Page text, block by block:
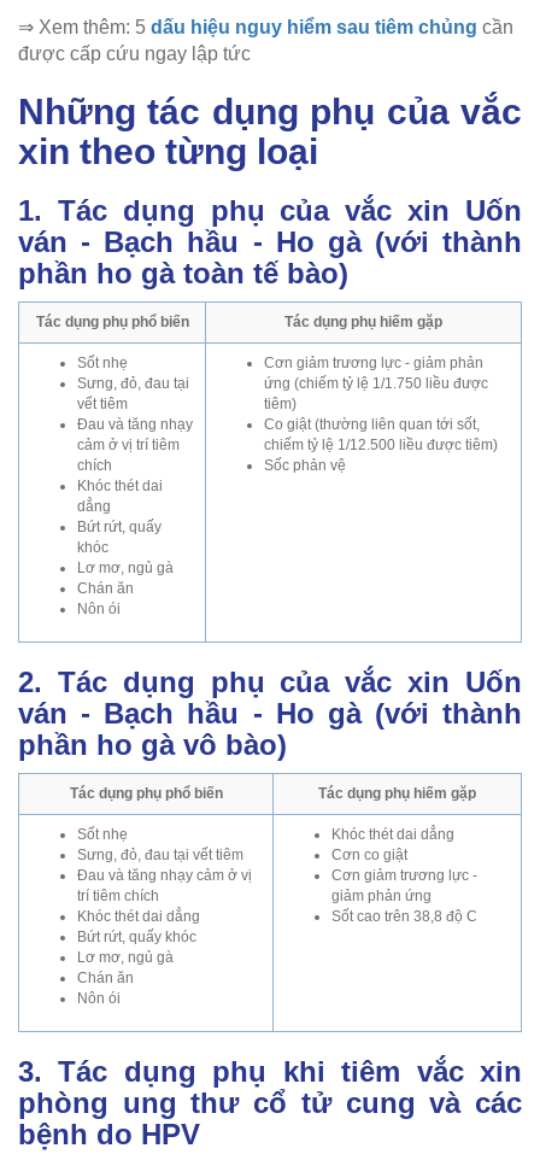
⇒ Xem thêm: 5 dấu hiệu nguy hiểm sau tiêm chủng cần
được cấp cứu ngay lập tức
Những tác dụng phụ của vắc
xin theo từng loại
1. Tác dụng phụ của vắc xin Uốn
ván - Bạch hầu - Ho gà (với thành
phần ho gà toàn tế bào)
Tác dụng phụ phổ biến Tác dụng phụ hiếm gặp
Sốt nhẹ
Sưng, đỏ, đau tại
vết tiêm
Đau và tăng nhạy
cảm ở vị trí tiêm
chích
Khóc thét dai
dẳng
Bứt rứt, quấy
khóc
Lơ mơ, ngủ gà
Chán ăn
Nôn ói
Cơn giảm trương lực - giảm phản
ứng (chiếm tỷ lệ 1/1.750 liều được
tiêm)
Co giật (thường liên quan tới sốt,
chiếm tỷ lệ 1/12.500 liều được tiêm)
Sốc phản vệ
2. Tác dụng phụ của vắc xin Uốn
ván - Bạch hầu - Ho gà (với thành
phần ho gà vô bào)
Tác dụng phụ phổ biến Tác dụng phụ hiếm gặp
Sốt nhẹ
Sưng, đỏ, đau tại vết tiêm
Đau và tăng nhạy cảm ở vị
trí tiêm chích
Khóc thét dai dẳng
Bứt rứt, quấy khóc
Lơ mơ, ngủ gà
Chán ăn
Nôn ói
Khóc thét dai dẳng
Cơn co giật
Cơn giảm trương lực -
giảm phản ứng
Sốt cao trên 38,8 độ C
3. Tác dụng phụ khi tiêm vắc xin
phòng ung thư cổ tử cung và các
bệnh do HPV